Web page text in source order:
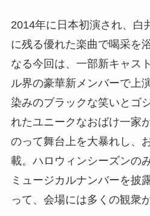
2014年に日本初演され、白
に残る優れた楽曲で喝采を
なる今回は、一部新キャス
ル界の豪華新メンバーで上
染みのブラックな笑いとゴ
れたユニークなおばけ一家
のって舞台上を大暴れし、
載。ハロウィンシーズンの
ミュージカルナンバーを披
って、会場には多くの観衆